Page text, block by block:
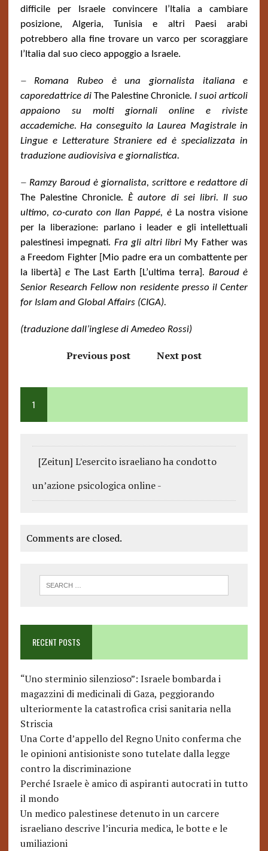
difficile per Israele convincere l’Italia a cambiare
posizione, Algeria, Tunisia e altri Paesi arabi
potrebbero alla fine trovare un varco per scoraggiare
l’Italia dal suo cieco appoggio a Israele.
–
Romana Rubeo è una giornalista italiana e
caporedattrice di The Palestine Chronicle. I suoi articoli
appaiono su molti giornali online e riviste
accademiche. Ha conseguito la Laurea Magistrale in
Lingue e Letterature Straniere ed è specializzata in
traduzione audiovisiva e giornalistica.
– Ramzy Baroud è giornalista, scrittore e redattore di
The Palestine Chronicle. È autore di sei libri. Il suo
ultimo, co-curato con Ilan Pappé, è La nostra visione
per la liberazione: parlano i leader e gli intellettuali
palestinesi impegnati. Fra gli altri libri My Father was
a Freedom Fighter [Mio padre era un combattente per
la libertà] e The Last Earth [L’ultima terra]. Baroud è
Senior Research Fellow non residente presso il Center
for Islam and Global Affairs (CIGA).
(traduzione dall’inglese di Amedeo Rossi)
Previous post Next post
1
[Zeitun] L’esercito israeliano ha condotto
un’azione psicologica online -
Comments are closed.
RECENT POSTS
“Uno sterminio silenzioso”: Israele bombarda i
magazzini di medicinali di Gaza, peggiorando
ulteriormente la catastrofica crisi sanitaria nella
Striscia
Una Corte d’appello del Regno Unito conferma che
le opinioni antisioniste sono tutelate dalla legge
contro la discriminazione
Perché Israele è amico di aspiranti autocrati in tutto
il mondo
Un medico palestinese detenuto in un carcere
israeliano descrive l’incuria medica, le botte e le
umiliazioni